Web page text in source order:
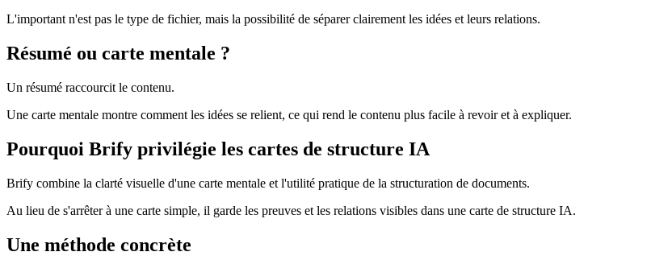
L'important n'est pas le type de fichier, mais la possibilité de séparer clairement les idées et leurs relations.
Résumé ou carte mentale ?
Un résumé raccourcit le contenu.
Une carte mentale montre comment les idées se relient, ce qui rend le contenu plus facile à revoir et à expliquer.
Pourquoi Brify privilégie les cartes de structure IA
Brify combine la clarté visuelle d'une carte mentale et l'utilité pratique de la structuration de documents.
Au lieu de s'arrêter à une carte simple, il garde les preuves et les relations visibles dans une carte de structure IA.
Une méthode concrète